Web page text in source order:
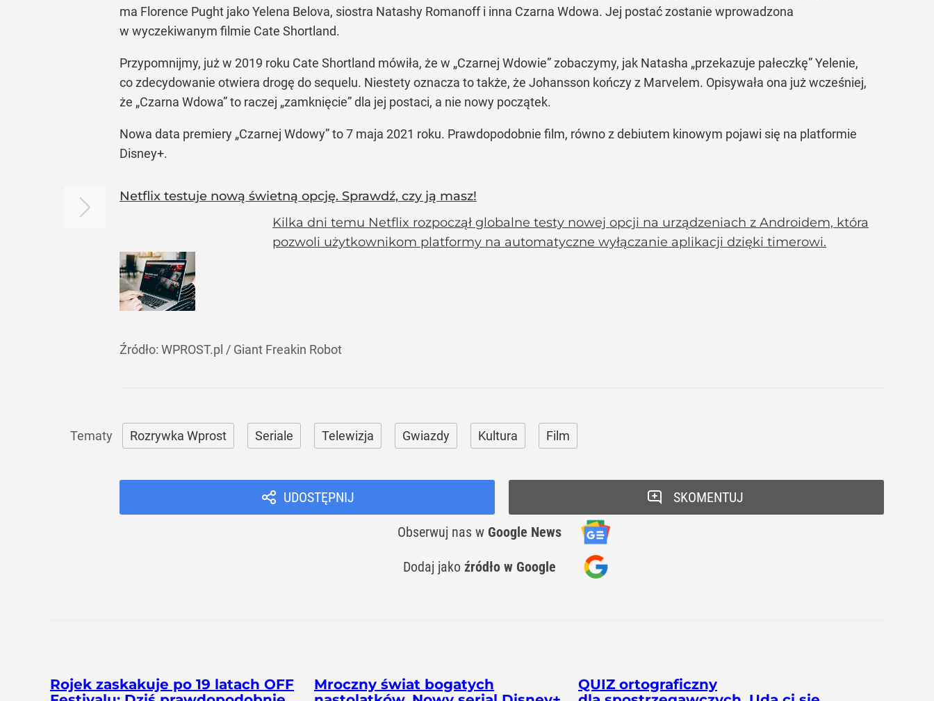
ma Florence Pught jako Yelena Belova, siostra Natashy Romanoff i inna Czarna Wdowa. Jej postać zostanie wprowadzona
w wyczekiwanym filmie Cate Shortland.
Przypomnijmy, już w 2019 roku Cate Shortland mówiła, że w „Czarnej Wdowie”zobaczymy, jak Natasha „przekazuje pałeczkę”Yelenie,
co zdecydowanie otwiera drogę do sequelu. Niestety oznacza to także, że Johansson kończy z Marvelem. Opisywała ona już wcześniej,
że „Czarna Wdowa”to raczej „zamknięcie”dla jej postaci, a nie nowy początek.
Nowa data premiery „Czarnej Wdowy”to 7 maja 2021 roku. Prawdopodobnie film, równo z debiutem kinowym pojawi się na platformie
Disney+.
Netflix testuje nową świetną opcję. Sprawdź, czy ją masz!
Kilka dni temu Netflix rozpoczął globalne testy nowej opcji na urządzeniach z Androidem, która
pozwoli użytkownikom platformy na automatyczne wyłączanie aplikacji dzięki timerowi.
Źródło: WPROST.pl / Giant Freakin Robot
Rozrywka Wprost Seriale Telewizja Gwiazdy Kultura Film
UDOSTĘPNIJ
Obserwuj nas w Google News
Dodaj jako źródło w Google
SKOMENTUJ
Rojek zaskakuje po 19 latach OFF
Mroczny świat bogatych
QUIZ ortograficzny